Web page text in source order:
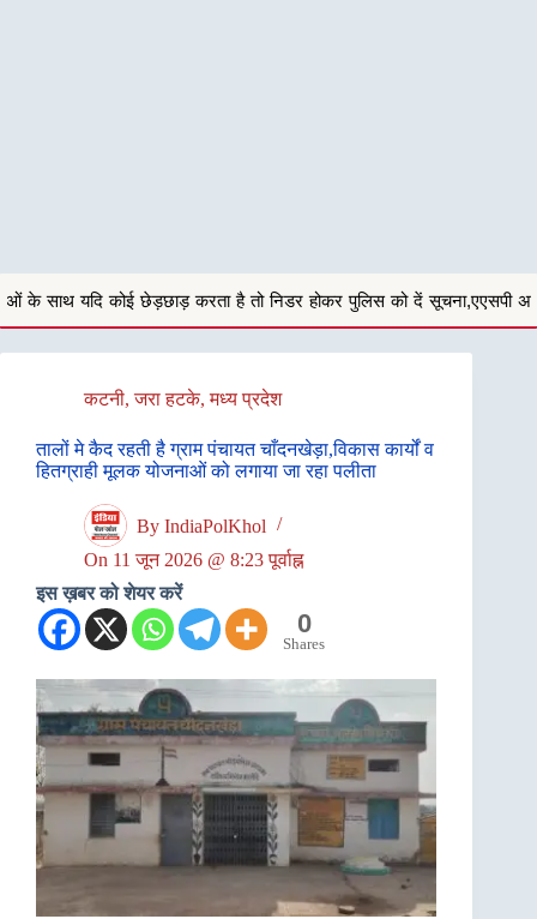
करता है तो निडर होकर पुलिस को दें सूचना,एएसपी अनु बेनिवाल सिहोरा
कटनी,जरा हटके,मध्य प्रदेश
तालों मे कैद रहती है ग्राम पंचायत चाँदनखेड़ा,विकास कार्यों व
हितग्राही मूलक योजनाओं को लगाया जा रहा पलीता
By IndiaPolKhol
On 11 जून 2026 @ 8:23 पूर्वाह्न
इस ख़बर को शेयर करें
0
Shares